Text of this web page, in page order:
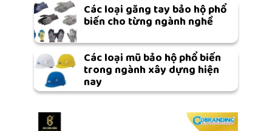
Các loại găng tay bảo hộ phổ
biến cho từng ngành nghề
Các loại mũ bảo hộ phổ biến
trong ngành xây dựng hiện
nay